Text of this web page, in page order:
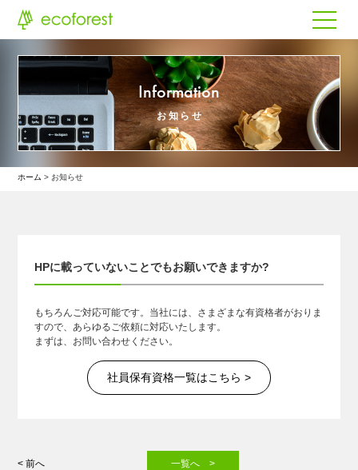
Information
お知らせ
ホーム お知らせ
HPに載っていないことでもお願いできますか?
もちろんご対応可能です。当社には、さまざまな有資格者がおりま
すので、あらゆるご依頼に対応いたします。
まずは、お問い合わせください。
社員保有資格一覧はこちら >
< 前へ 一覧へ >